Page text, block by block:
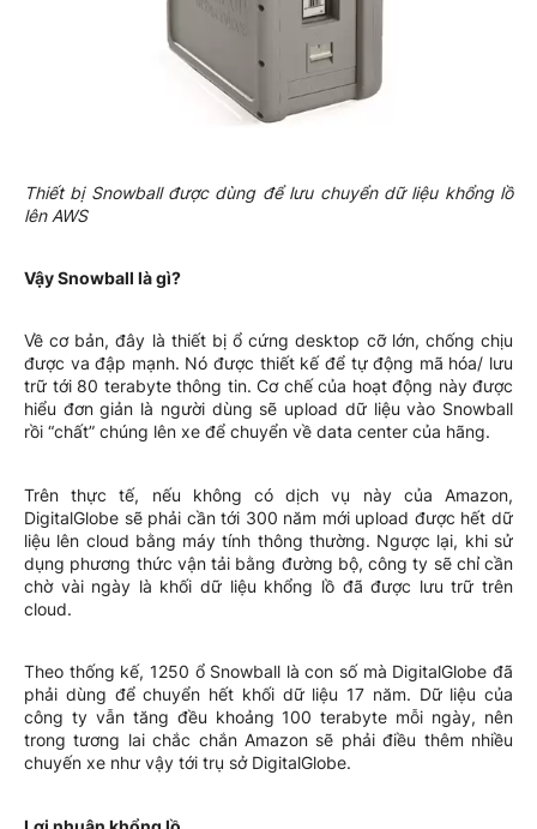
Thiết bị Snowball được dùng để lưu chuyển dữ liệu khổng lồ
lên AWS
Vậy Snowball là gì?
Về cơ bản, đây là thiết bị ổ cứng desktop cỡ lớn, chống chịu
được va đập mạnh. Nó được thiết kế để tự động mã hóa/ lưu
trữ tới 80 terabyte thông tin. Cơ chế của hoạt động này được
hiểu đơn giản là người dùng sẽ upload dữ liệu vào Snowball
rồi “chất” chúng lên xe để chuyển về data center của hãng.
Trên thực tế, nếu không có dịch vụ này của Amazon,
DigitalGlobe sẽ phải cần tới 300 năm mới upload được hết dữ
liệu lên cloud bằng máy tính thông thường. Ngược lại, khi sử
dụng phương thức vận tải bằng đường bộ, công ty sẽ chỉ cần
chờ vài ngày là khối dữ liệu khổng lồ đã được lưu trữ trên
cloud.
Theo thống kế, 1250 ổ Snowball là con số mà DigitalGlobe đã
phải dùng để chuyển hết khối dữ liệu 17 năm. Dữ liệu của
công ty vẫn tăng đều khoảng 100 terabyte mỗi ngày, nên
trong tương lai chắc chắn Amazon sẽ phải điều thêm nhiều
chuyến xe như vậy tới trụ sở DigitalGlobe.